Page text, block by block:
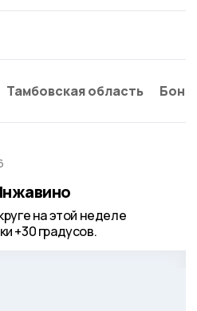
Тамбовская область
на этой неделе
+30 градусов.